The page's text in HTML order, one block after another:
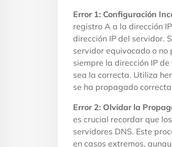
Error 1: Configuración
registro A a la dirección
dirección IP del servidor.
servidor equivocado o
siempre la dirección IP
sea la correcta. Utiliza
se ha propagado
Error 2: Olvidar la
es crucial recordar que
servidores DNS. Este
en casos extremos,